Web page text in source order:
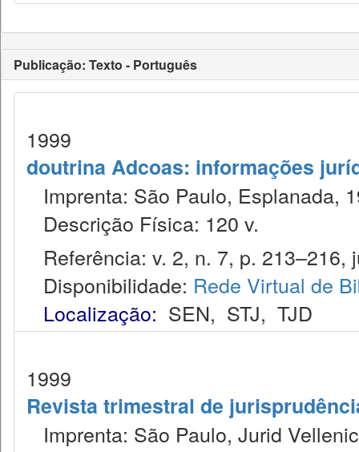
Publicação: Texto - Português
1999
doutrina Adcoas: informações
Imprenta: São Paulo, Esplanada,
Descrição Física: 120 v.
Referência: v. 2, n. 7, p. 213–216,
Disponibilidade: Rede Virtual de
Localização: SEN, STJ, TJD
1999
Revista trimestral de
Imprenta: São Paulo, Jurid